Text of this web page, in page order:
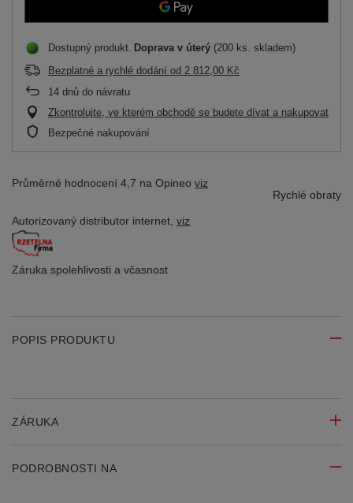
Dostupný produkt Doprava v úterý (200 ks. skladem)
Bezplatné a rychlé dodání od 2 812,00 Kč
14 dnů do návratu
Zkontrolujte, ve kterém obchodě se budete dívat a nakupovat
Bezpečné nakupování
Průměrné hodnocení 4,7 na Opineo viz
Rychlé obraty
Autorizovaný distributor internet, viz
Záruka spolehlivosti a včasnost
POPIS PRODUKTU
ZÁRUKA
PODROBNOSTI NA